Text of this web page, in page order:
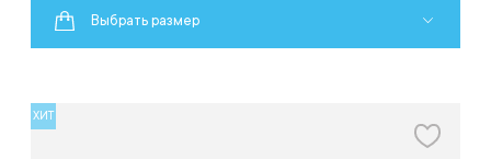
Выбрать размер
ХИТ